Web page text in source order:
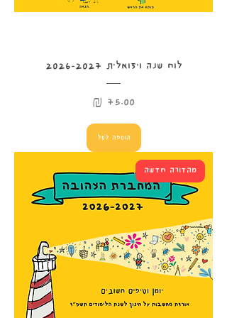
לוח שנה ויזואלית 2026-2027
מחיר
הוספה לסל
מהדורה חדשה